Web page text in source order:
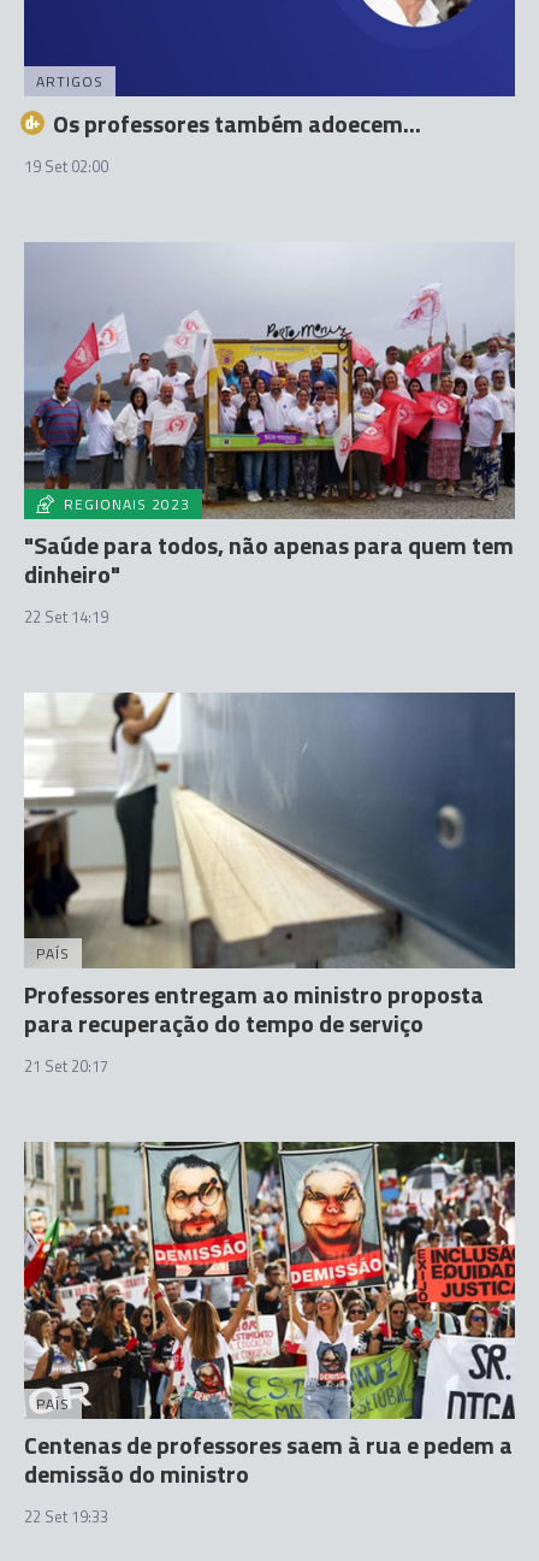
ARTIGOS
Os professores também adoecem...
19 Set 02:00
REGIONAIS 2023
"Saúde para todos, não apenas para quem tem
dinheiro"
22 Set 14:19
PAÍS
Professores entregam ao ministro proposta
para recuperação do tempo de serviço
21 Set 20:17
PAÍS
Centenas de professores saem à rua e pedem a
demissão do ministro
22 Set 19:33